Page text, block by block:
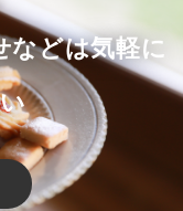
などは気軽に